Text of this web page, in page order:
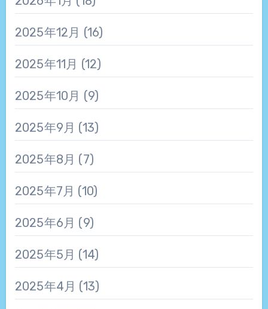
2025年12月 (16)
2025年11月 (12)
2025年10月 (9)
2025年9月 (13)
2025年8月 (7)
2025年7月 (10)
2025年6月 (9)
2025年5月 (14)
2025年4月 (13)